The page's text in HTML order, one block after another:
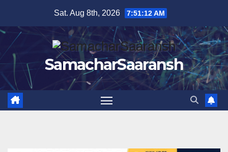
content
Sat. Aug 8th, 2026 7:51:13 AM
SamacharSaaransh